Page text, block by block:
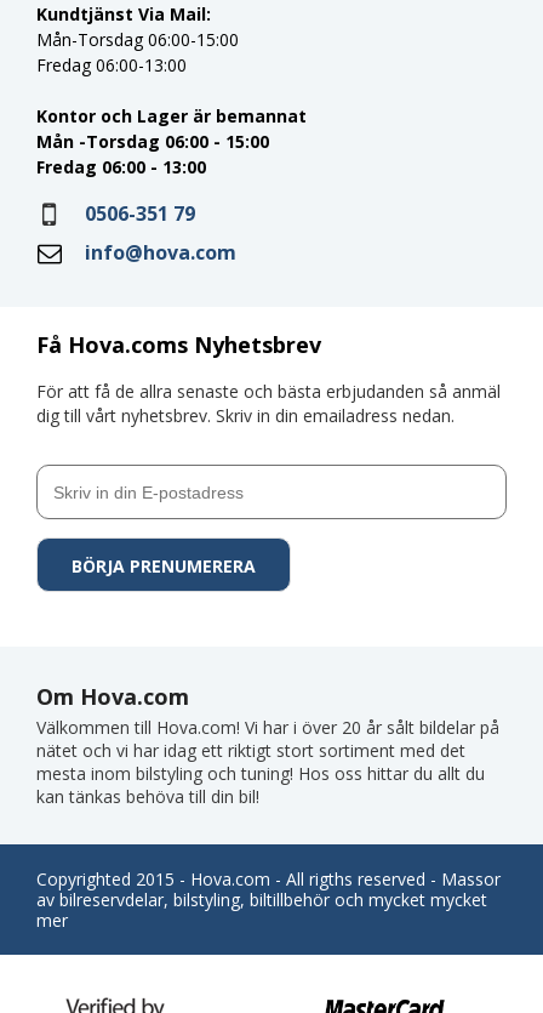
Få Hova.coms Nyhetsbrev
För att få de allra senaste och bästa erbjudanden så anmäl
dig till vårt nyhetsbrev. Skriv in din emailadress nedan.
Kundtjänst Via Mail:
Mån-Torsdag 06:00-15:00
Fredag 06:00-13:00
Kontor och Lager är bemannat
Mån -Torsdag 06:00 - 15:00
Fredag 06:00 - 13:00
0506-351 79
info@hova.com
Om Hova.com
Välkommen till Hova.com! Vi har i över 20 år sålt bildelar på
nätet och vi har idag ett riktigt stort sortiment med det
mesta inom bilstyling och tuning! Hos oss hittar du allt du
kan tänkas behöva till din bil!
Copyrighted 2015 - Hova.com - All rigths reserved - Massor
av bilreservdelar, bilstyling, biltillbehör och mycket mycket
mer